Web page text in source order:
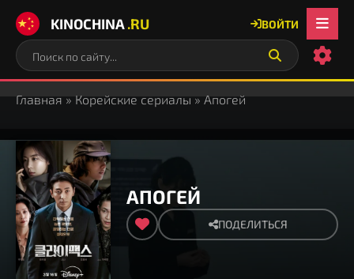
KINOCHINA.RU ВОЙТИ
Главная»Корейские сериалы» Апогей
АПОГЕЙ
ПОДЕЛИТЬСЯ